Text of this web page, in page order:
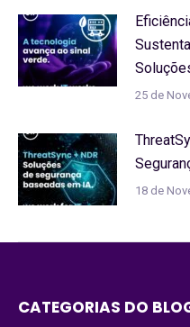
25 de
18 de
CATEGORIAS DO